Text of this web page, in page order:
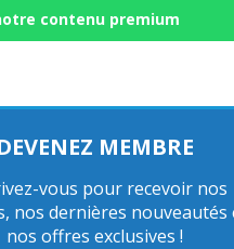
contenu premium
MEMBRE
vous pour recevoir nos
nos dernières nouveautés
nos offres exclusives !